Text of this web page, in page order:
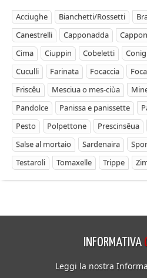
Acciughe Bianchetti/Rossetti
Canestrelli
Capponadda
Cima
Ciuppin Cobeletti
Cuculli
Farinata Focaccia
Friscêu
Mesciua o mes-ciùa
Pandolce
Panissa e panissette
Pesto
Polpettone Prescinsêua
Salse al mortaio
Sardenaira
Testaroli
Tomaxelle Trippe
INFORMATIVA
Leggi la nostra